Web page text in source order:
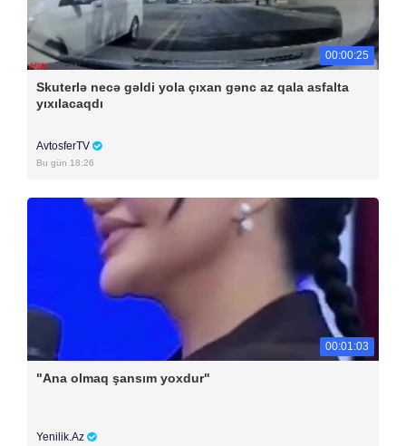
00:00:25
Skuterlə necə gəldi yola çıxan gənc az qala asfalta
yıxılacaqdı
AvtosferTV
Bu gün 18:26
00:01:03
"Ana olmaq şansım yoxdur"
Yenilik.Az